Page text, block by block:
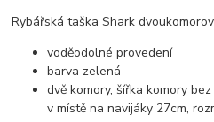
Rybářská taška Shark
voděodolné provedení
barva zelená
dvě komory, šířka komory
v místě na navijáky 27cm,